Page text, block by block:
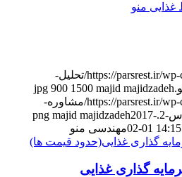
https://parsrest.ir/wp-content/uploads/2016/05/تحلیل-
900 1500 majid
https://parsrest.ir/wp-content/uploads/2026/07/مشاوره-
majid majidzadeh2017-
02- مهندسی منو
گذاری غذایی